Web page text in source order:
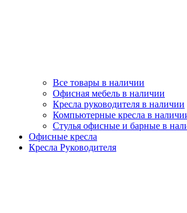
Все товары в наличии
Офисная мебель в наличии
Кресла руководителя в наличии
Компьютерные кресла в
Стулья офисные и барные в
Офисные кресла
Кресла Руководителя